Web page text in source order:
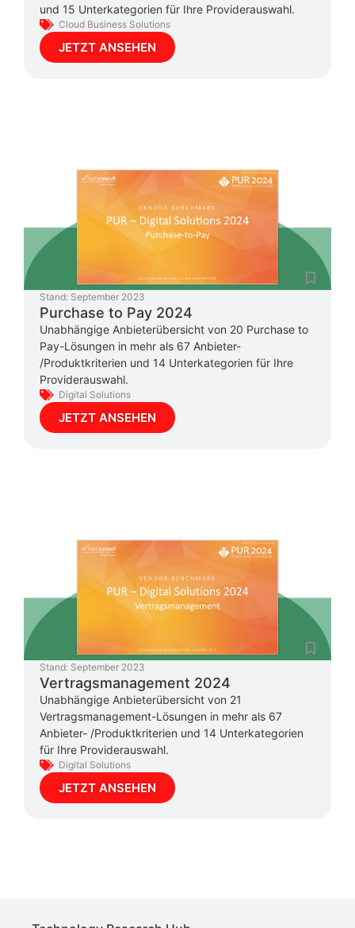
und 15 Unterkategorien für Ihre Providerauswahl.
Cloud Business Solutions
JETZT ANSEHEN
Stand: September 2023
Purchase to Pay 2024
Unabhängige Anbieterübersicht von 20 Purchase to
Pay-Lösungen in mehr als 67 Anbieter-
/Produktkriterien und 14 Unterkategorien für Ihre
Providerauswahl.
Digital Solutions
JETZT ANSEHEN
Stand: September 2023
Vertragsmanagement 2024
Unabhängige Anbieterübersicht von 21
Vertragsmanagement-Lösungen in mehr als 67
Anbieter- /Produktkriterien und 14 Unterkategorien
für Ihre Providerauswahl.
Digital Solutions
JETZT ANSEHEN